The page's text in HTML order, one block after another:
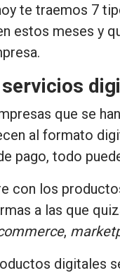
te traemos 7
estos meses y
que se
al formato
pago, todo
con los
a las que
,
digitales